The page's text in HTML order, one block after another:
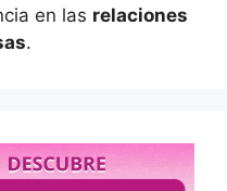
en las relaciones
.